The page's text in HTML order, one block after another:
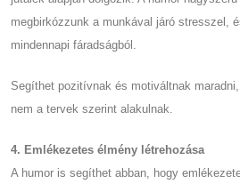
megbirkózzunk a munkával járó stresszel,
mindennapi fáradságból.
Segíthet pozitívnak és motiváltnak
nem a tervek szerint alakulnak.
4. Emlékezetes élmény létrehozása
A humor is segíthet abban, hogy